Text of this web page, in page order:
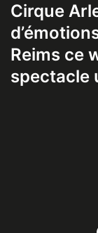
Cirque
Reims ce
spectacle